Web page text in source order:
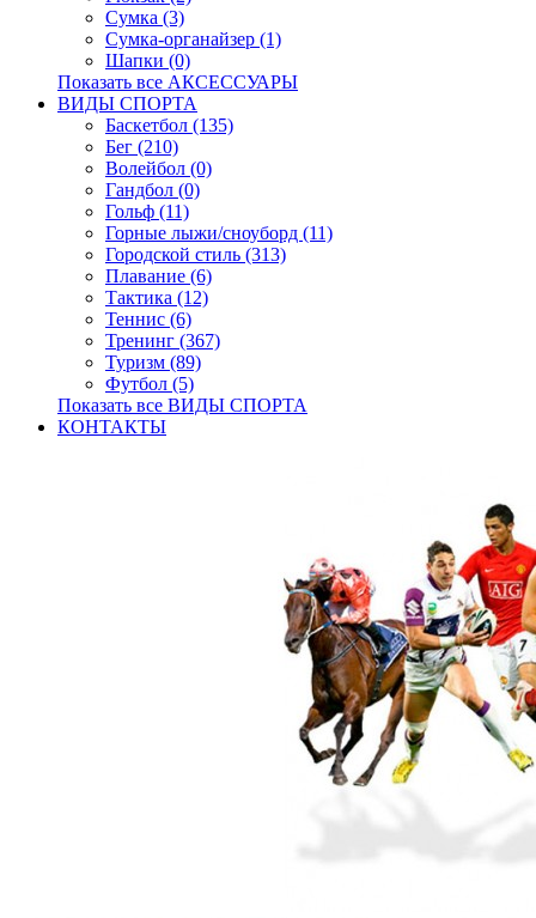
Сумка (3)
Сумка-органайзер (1)
Шапки (0)
Показать все АКСЕССУАРЫ
ВИДЫ СПОРТА
Баскетбол (135)
Бег (210)
Волейбол (0)
Гандбол (0)
Гольф (11)
Горные лыжи/сноуборд (11)
Городской стиль (313)
Плавание (6)
Тактика (12)
Теннис (6)
Тренинг (367)
Туризм (89)
Футбол (5)
Показать все ВИДЫ СПОРТА
КОНТАКТЫ